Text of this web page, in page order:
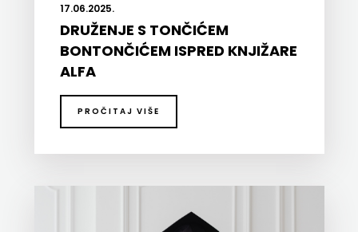
17.06.2025.
DRUŽENJE S TONČIĆEM
BONTONČIĆEM ISPRED KNJIŽARE
ALFA
PROČITAJ VIŠE